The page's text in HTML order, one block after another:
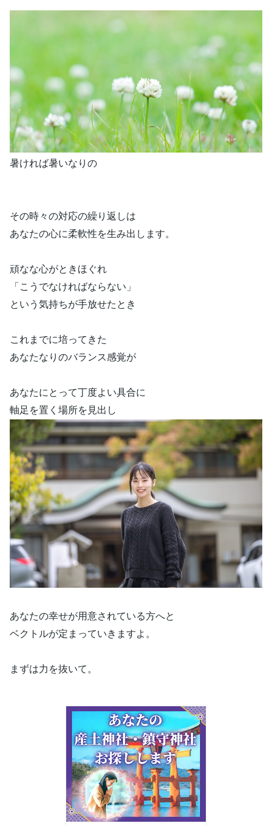
暑ければ暑いなりの
その時々の対応の繰り返しは
あなたの心に柔軟性を生み出します。
頑なな心がときほぐれ
「こうでなければならない」
という気持ちが手放せたとき
これまでに培ってきた
あなたなりのバランス感覚が
あなたにとって丁度よい具合に
軸足を置く場所を見出し
あなたの幸せが用意されている方へと
ベクトルが定まっていきますよ。
まずは力を抜いて。